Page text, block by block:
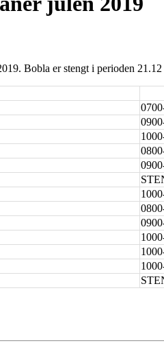
Bobla er stengt i perioden